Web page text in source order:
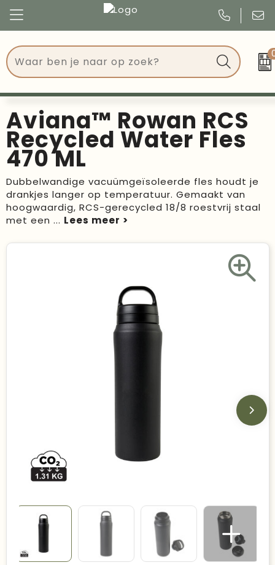
Tassen
Drinkwaren
Events
Give Aways
Geschenken
Kantoorartikelen
Duurzame keuzes
Made in Europe
Congres
Events
Kerst
Verjaardagen
Voetbal, EK en WK
Aviana™ Rowan RCS
Recycled Water Fles
470 ML
Dubbelwandige vacuümgeïsoleerde fles houdt je
drankjes langer op temperatuur. Gemaakt van
hoogwaardig, RCS-gerecycled 18/8 roestvrij staal
met een ...